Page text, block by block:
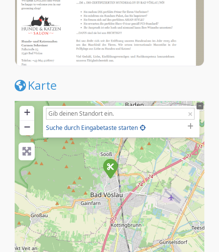
Karte
+
−
Suche durch Eingabetaste starten